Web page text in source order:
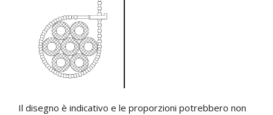
Il disegno è indicativo e le proporzioni potrebbero non